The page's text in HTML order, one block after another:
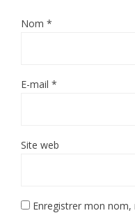
Nom *
E-mail *
Site web
Enregistrer mon